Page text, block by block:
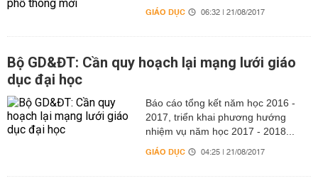
GIÁO DỤC 06:32 | 21/08/2017
Bộ GD&ĐT: Cần quy hoạch lại mạng lưới giáo
dục đại học
Báo cáo tổng kết năm học 2016 -
2017, triển khai phương hướng
nhiệm vụ năm học 2017 - 2018...
GIÁO DỤC 04:25 | 21/08/2017